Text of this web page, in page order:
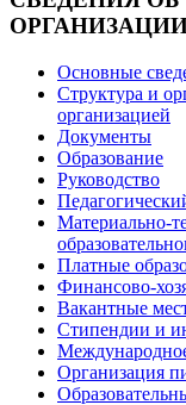
Основные
Структура и
организацией
Документы
Образование
Руководство
Материально-
Платные
Финансово-
Вакантные
Стипендии и
Организация